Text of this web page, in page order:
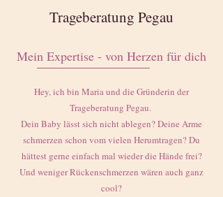
Trageberatung Pegau
Mein Expertise - von Herzen für dich
Hey, ich bin Maria und die Gründerin der
Trageberatung Pegau.
Dein Baby lässt sich nicht ablegen? Deine Arme
schmerzen schon vom vielen Herumtragen? Du
hättest gerne einfach mal wieder die Hände frei?
Und weniger Rückenschmerzen wären auch ganz
cool?